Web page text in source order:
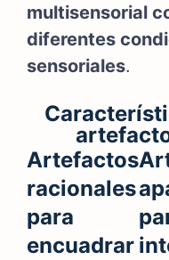
multisensorial
diferentes
sensoriales.
Artefactos
racionales
para
encuadrar